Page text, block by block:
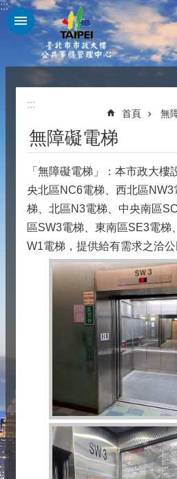
跳到主要內容區塊
:::
:::
首頁 無
無障礙電梯
「無障礙電梯」：本市政大樓
央北區NC6電梯、西北區
梯、北區N3電梯、中央南區
區SW3電梯、東南區SE3電梯
W1電梯，提供給有需求之洽公